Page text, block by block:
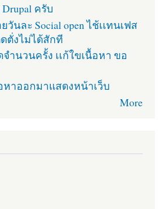
ครับ
นละ Social open ไช้เเทนเฟส
ตั่งไม่ได้สักที
ำนวนครั้ง เเก้ใขเนื้อหา ขอ
หาออกมาแสดงหน้าเว็บ
More